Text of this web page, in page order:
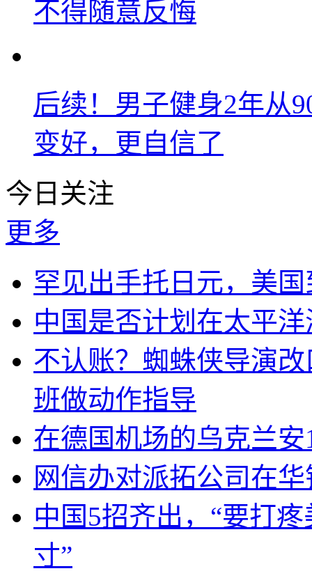
不得随意反悔
后续！男子健身2年从
变好，更自信了
今日关注
更多
罕见出手托日元，美
中国是否计划在太平
不认账？蜘蛛侠导演
班做动作指导
在德国机场的乌克兰
网信办对派拓公司在
中国5招齐出，“要打
寸”